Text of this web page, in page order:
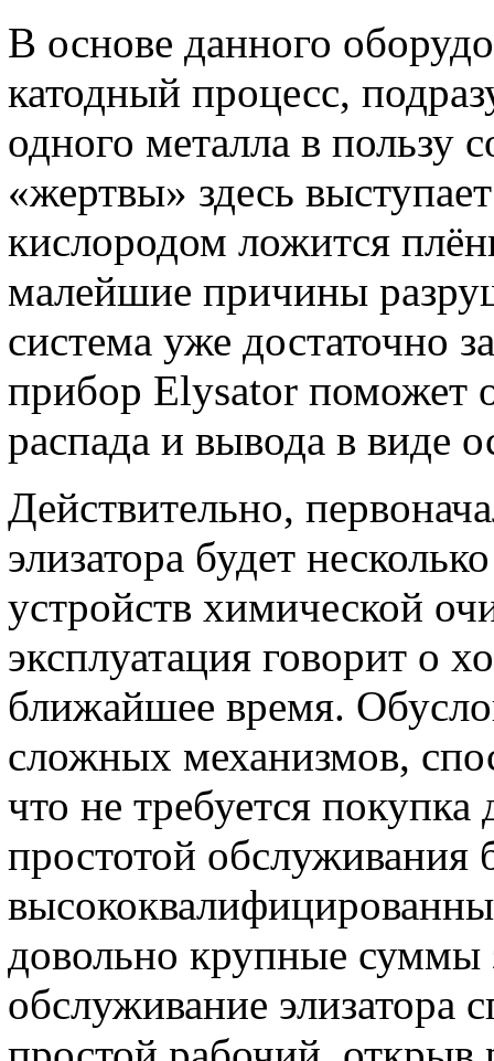
В основе данного
катодный процесс,
одного металла в пользу
«жертвы» здесь
кислородом ложится
малейшие причины
система уже достаточно
прибор Elysator поможет
распада и вывода в виде
Действительно,
элизатора будет
устройств химической
эксплуатация говорит о
ближайшее время.
сложных механизмов,
что не требуется
простотой обслуживания
довольно крупные суммы
обслуживание элизатора